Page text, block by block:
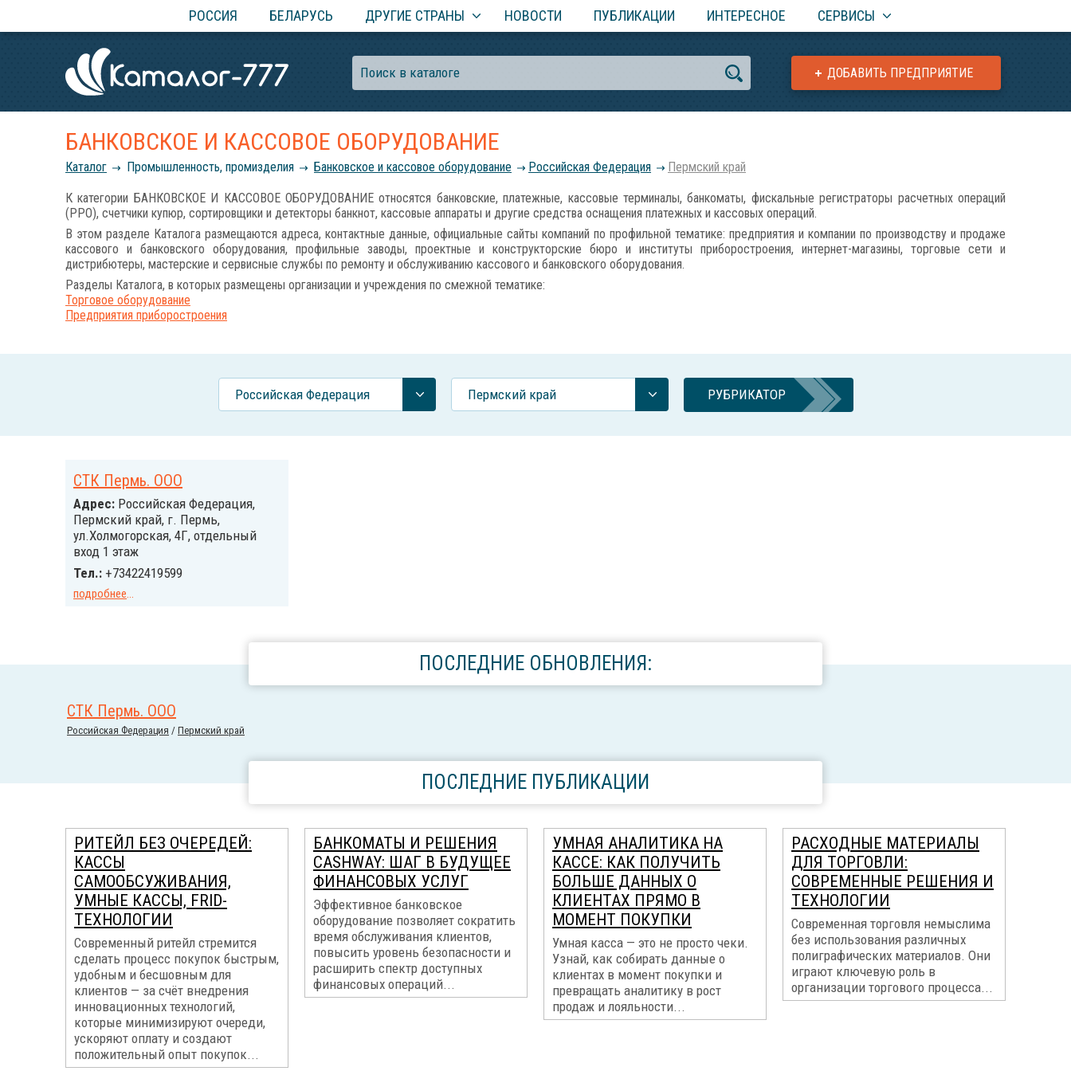
РОССИЯ БЕЛАРУСЬ ДРУГИЕ СТРАНЫ НОВОСТИ ПУБЛИКАЦИИ ИНТЕРЕСНОЕ СЕРВИСЫ
ДОБАВИТЬ ПРЕДПРИЯТИЕ
БАНКОВСКОЕ И КАССОВОЕ ОБОРУДОВАНИЕ
Каталог Промышленность, промизделия Банковское и кассовое оборудование Российcкая Федерация Пермский край
К категории БАНКОВСКОЕ И КАССОВОЕ ОБОРУДОВАНИЕ относятся банковские, платежные, кассовые терминалы, банкоматы, фискальные регистраторы расчетных операций
(РРО), счетчики купюр, сортировщики и детекторы банкнот, кассовые аппараты и другие средства оснащения платежных и кассовых операций.
В этом разделе Каталога размещаются адреса, контактные данные, официальные сайты компаний по профильной тематике: предприятия и компании по производству и продаже
кассового и банковского оборудования, профильные заводы, проектные и конструкторские бюро и институты приборостроения, интернет-магазины, торговые сети и
дистрибютеры, мастерские и сервисные службы по ремонту и обслуживанию кассового и банковского оборудования.
Разделы Каталога, в которых размещены организации и учреждения по смежной тематике:
Торговое оборудование
Предприятия приборостроения
Российcкая Федерация Пермский край РУБРИКАТОР
СТК Пермь. ООО
Адрес: Российcкая Федерация,
Пермский край, г. Пермь,
ул.Холмогорская, 4Г, отдельный
вход 1 этаж
Тел.: +73422419599
подробнее...
ПОСЛЕДНИЕ ОБНОВЛЕНИЯ:
СТК Пермь. ООО
Российcкая Федерация / Пермский край
ПОСЛЕДНИЕ ПУБЛИКАЦИИ
РИТЕЙЛ БЕЗ ОЧЕРЕДЕЙ:
КАССЫ
САМООБСУЖИВАНИЯ,
УМНЫЕ КАССЫ, FRID-
ТЕХНОЛОГИИ
Современный ритейл стремится
сделать процесс покупок быстрым,
удобным и бесшовным для
клиентов — за счёт внедрения
инновационных технологий,
которые минимизируют очереди,
ускоряют оплату и создают
положительный опыт покупок...
БАНКОМАТЫ И РЕШЕНИЯ
CASHWAY: ШАГ В БУДУЩЕЕ
ФИНАНСОВЫХ УСЛУГ
Эффективное банковское
оборудование позволяет сократить
время обслуживания клиентов,
повысить уровень безопасности и
расширить спектр доступных
финансовых операций...
УМНАЯ АНАЛИТИКА НА
КАССЕ: КАК ПОЛУЧИТЬ
БОЛЬШЕ ДАННЫХ О
КЛИЕНТАХ ПРЯМО В
МОМЕНТ ПОКУПКИ
Умная касса — это не просто чеки.
Узнай, как собирать данные о
клиентах в момент покупки и
превращать аналитику в рост
продаж и лояльности...
РАСХОДНЫЕ МАТЕРИАЛЫ
ДЛЯ ТОРГОВЛИ:
СОВРЕМЕННЫЕ РЕШЕНИЯ И
ТЕХНОЛОГИИ
Современная торговля немыслима
без использования различных
полиграфических материалов. Они
играют ключевую роль в
организации торгового процесса...